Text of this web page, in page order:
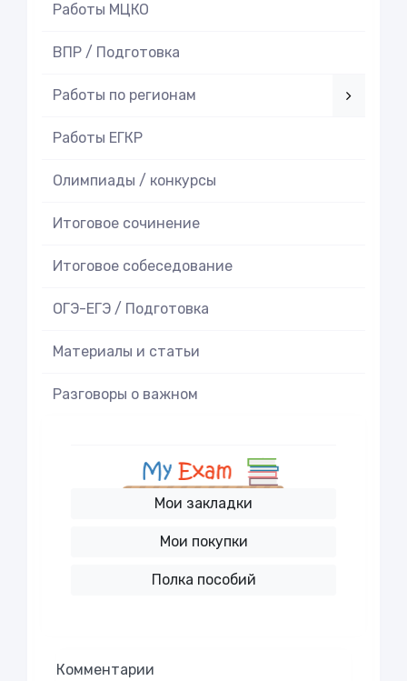
Работы МЦКО
ВПР / Подготовка
Работы по регионам
Работы ЕГКР
Олимпиады / конкурсы
Итоговое cочинение
Итоговое cобеседование
ОГЭ-ЕГЭ / Подготовка
Материалы и статьи
Разговоры о важном
Мои закладки
Мои покупки
Полка пособий
Комментарии